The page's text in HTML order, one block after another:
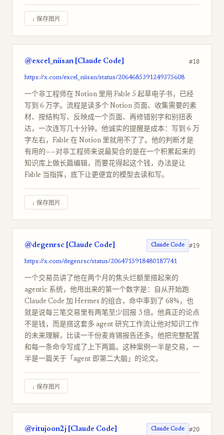
↓ 保存图片
@excel_niisan [Claude Code] #18
https://x.com/excel_niisan/status/2064685391249375608
一个非工程师在 Notion 里用 Fable 5 起草电子书，已经
写到 6 万字。流程是读多个 Notion 页面、收集需要的素
材、按结构写、反映成一个页面、再修错别字和别扭表
达，一次连写几十分钟。他诚实的提醒是成本：写到 6 万
字左右，Fable 在 Notion 里就用不了了。他的判断才是
有用的——对非工程师来说最契合的是在一个积累起来的
知识库上做长篇编辑，而要花得起这个钱，办法是让
Fable 当指挥，底下让更便宜的模型去读和写。
↓ 保存图片
@degenrsc [Claude Code] Claude Code #19
https://x.com/degenrsc/status/2064715918480187741
一个交易员讲了他在两个月的焦头烂额里搭起来的
agentic 系统，他甩出来的第一个数字是：自从开始跑
Claude Code 加 Hermes 的组合，命中率到了 68%，也
就是说每三笔交易里有两笔至少回报 3 倍。他真正的论点
不是钱，而是搭这套多 agent 研究工作流让他对知识工作
的未来理解，比读一千份麦肯锡报告还多。他把完整配置
和每一条命令写成了上下两篇。这种案例一半是交易，一
半是一篇关于「agent 即第二大脑」的论文。
↓ 保存图片
@ritujoon2j [Claude Code] Claude Code #20